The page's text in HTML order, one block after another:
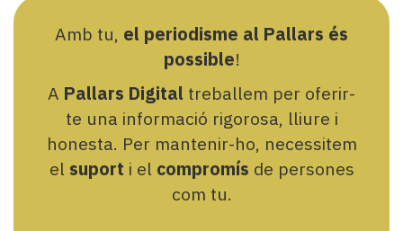
Amb tu, el periodisme al Pallars és
possible!
A Pallars Digital treballem per oferir-
te una informació rigorosa, lliure i
honesta. Per mantenir-ho, necessitem
el suport i el compromís de persones
com tu.